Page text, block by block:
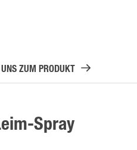
ZUM PRODUKT
Spray